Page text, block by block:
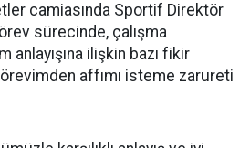
camiasında Sportif Direktör
sürecinde, çalışma
anlayışına ilişkin bazı fikir
affımı isteme zarureti